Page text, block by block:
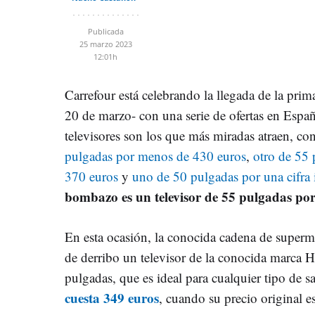
Publicada
25 marzo 2023
12:01h
Carrefour está celebrando la llegada de la
20 de marzo- con una serie de ofertas en
televisores son los que más miradas atraen,
pulgadas por menos de 430 euros, otro de 55
370 euros y uno de 50 pulgadas por una
bombazo es un televisor de 55 pulgadas
En esta ocasión, la conocida cadena de
de derribo un televisor de la conocida marca
pulgadas, que es ideal para cualquier tipo de
cuesta 349 euros, cuando su precio original